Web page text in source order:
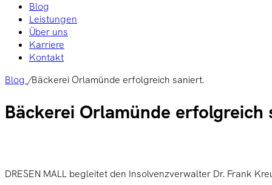
Blog
Leistungen
Über uns
Karriere
Kontakt
Blog /Bäckerei Orlamünde erfolgreich saniert.
Bäckerei Orlamünde erfolgreich
DRESEN MALL begleitet den Insolvenzverwalter Dr. Frank